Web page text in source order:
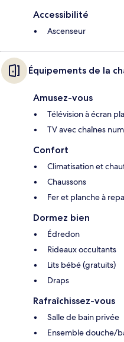
Accessibilité
Ascenseur
Équipements de la
Amusez-vous
Télévision à écran
TV avec chaînes
Confort
Climatisation et
Chaussons
Fer et planche à
Dormez bien
Édredon
Rideaux occultants
Lits bébé (gratuits)
Draps
Rafraîchissez-vous
Salle de bain privée
Ensemble douche/